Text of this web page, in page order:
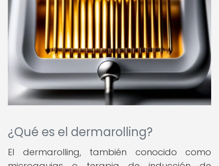
¿Qué es el dermarolling?
El dermarolling, también conocido como